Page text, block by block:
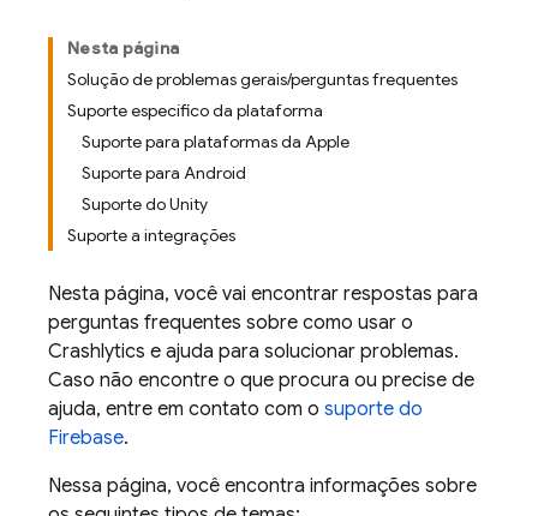
Nesta página
Solução de problemas gerais/perguntas frequentes
Suporte específico da plataforma
Suporte para plataformas da Apple
Suporte para Android
Suporte do Unity
Suporte a integrações
Nesta página, você vai encontrar respostas para
perguntas frequentes sobre como usar o
Crashlytics e ajuda para solucionar problemas.
Caso não encontre o que procura ou precise de
ajuda, entre em contato com o suporte do
Firebase.
Nessa página, você encontra informações sobre